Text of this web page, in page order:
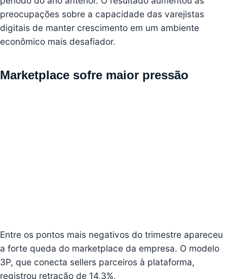
preocupações sobre a capacidade das varejistas
digitais de manter crescimento em um ambiente
econômico mais desafiador.
Marketplace sofre maior pressão
Entre os pontos mais negativos do trimestre apareceu
a forte queda do marketplace da empresa. O modelo
3P, que conecta sellers parceiros à plataforma,
registrou retração de 14,3%.